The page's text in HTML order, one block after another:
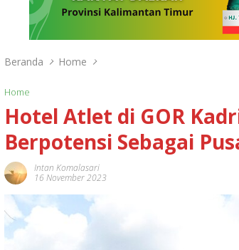
Beranda Home
Home
Hotel Atlet di GOR
Berpotensi Sebagai
Intan Komalasari
16 November 2023